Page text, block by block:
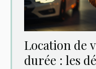
Location‌ ‌de‌
‌durée‌ ‌:‌ ‌les‌